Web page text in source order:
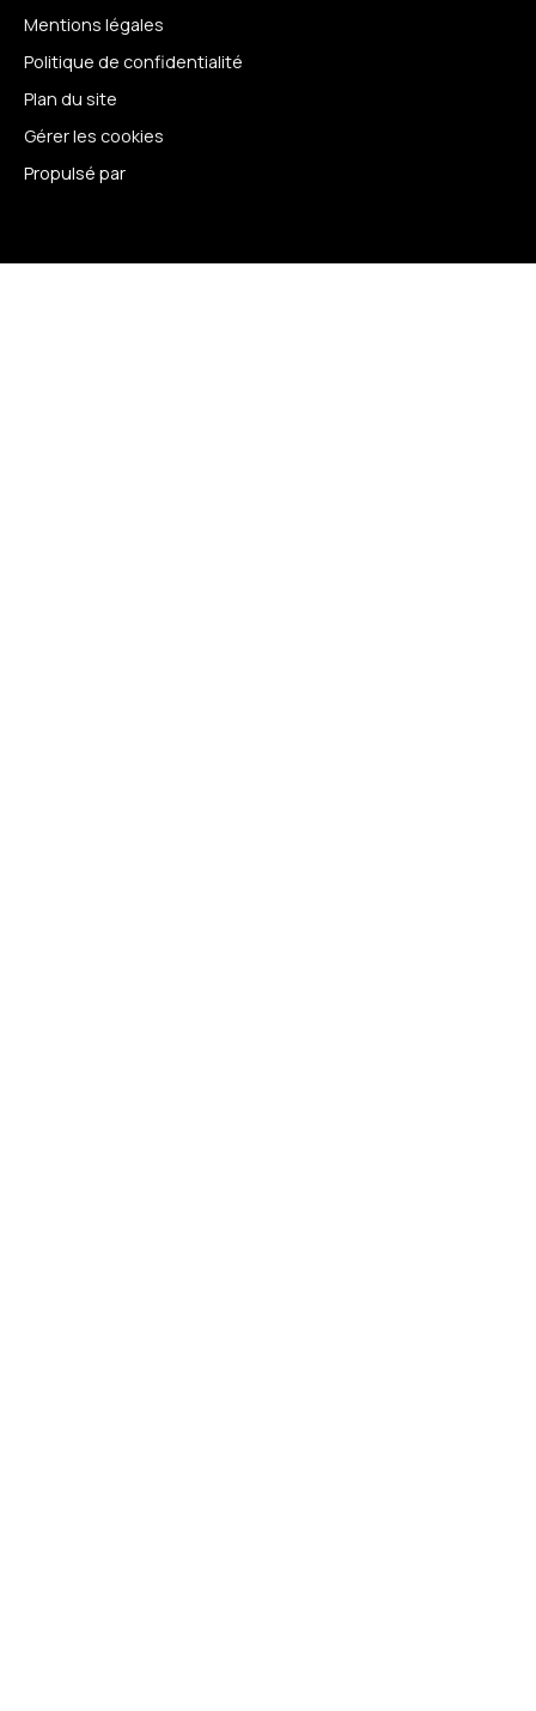
Mentions légales
Politique de confidentialité
Plan du site
Gérer les cookies
Propulsé par